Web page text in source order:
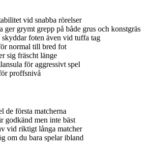
vid snabba rörelser
ger grymt grepp på både grus och konstgräs
foten även vid tuffa tag
normal till bred fot
sig fräscht länge
för aggressivt spel
proffsnivå
de första matcherna
godkänd men inte bäst
vid riktigt långa matcher
om du bara spelar ibland